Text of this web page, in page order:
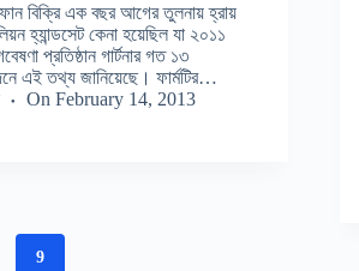
বিক্রি এক বছর আগের তুলনায় হ্রায়
হ্যান্ডসেট কেনা হয়েছিল যা ২০১১
প্রতিষ্ঠান গার্টনার গত ১৩
এই তথ্য জানিয়েছে। ফার্মটির…
On February 14, 2013
9